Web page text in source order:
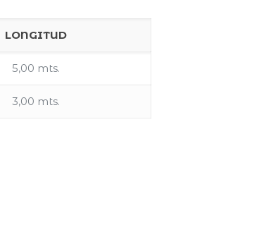
LONGITUD
5,00 mts.
3,00 mts.